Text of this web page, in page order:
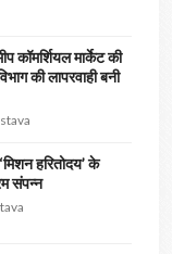
कॉमर्शियल मार्केट की
की लापरवाही बनी
हरितोदय’ के
संपन्न